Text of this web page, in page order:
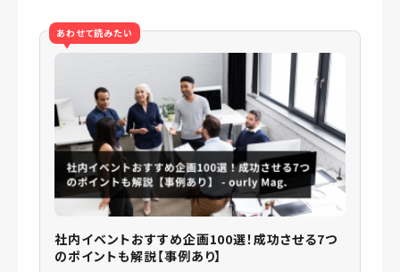
あわせて読みたい
社内イベントおすすめ企画100選！成功させる7つ
のポイントも解説【事例あり】